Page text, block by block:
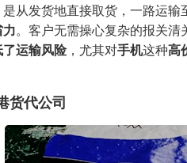
是从发货地直接取货，一路运
。客户无需操心复杂的报关
运输风险，尤其对手机这种高
货代公司